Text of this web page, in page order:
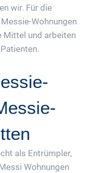
wir. Für die
Wohnungen
Mittel und arbeiten
als Entrümpler,
Wohnungen